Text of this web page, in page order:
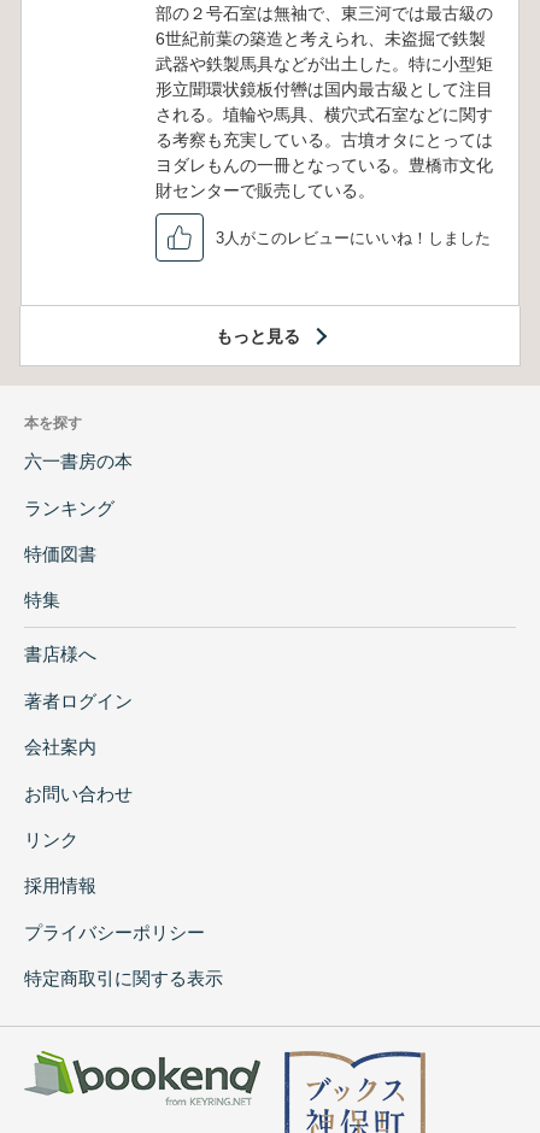
部の２号石室は無袖で、東三河では最古級の
6世紀前葉の築造と考えられ、未盗掘で鉄製
武器や鉄製馬具などが出土した。特に小型矩
形立聞環状鏡板付轡は国内最古級として注目
される。埴輪や馬具、横穴式石室などに関す
る考察も充実している。古墳オタにとっては
ヨダレもんの一冊となっている。豊橋市文化
財センターで販売している。
3人がこのレビューにいいね！しました
もっと見る
本を探す
六一書房の本
ランキング
特価図書
特集
書店様へ
著者ログイン
会社案内
お問い合わせ
リンク
採用情報
プライバシーポリシー
特定商取引に関する表示